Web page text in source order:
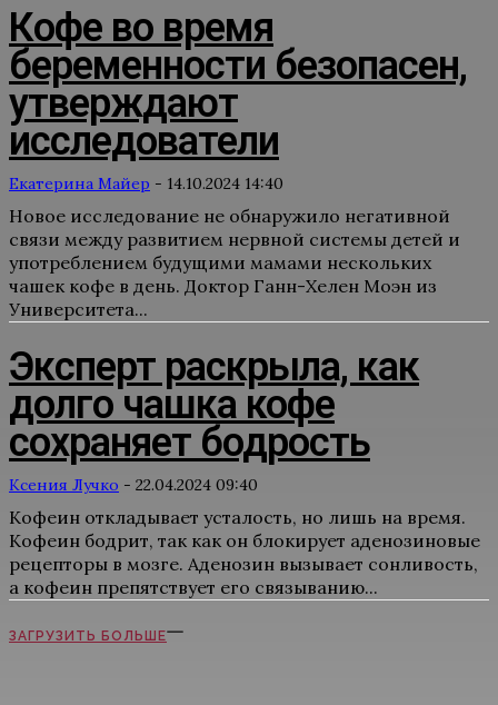
Кофе во время
беременности безопасен,
утверждают
исследователи
Екатерина Майер - 14.10.2024 14:40
Новое исследование не обнаружило негативной
связи между развитием нервной системы детей и
употреблением будущими мамами нескольких
чашек кофе в день. Доктор Ганн-Хелен Моэн из
Университета...
Эксперт раскрыла, как
долго чашка кофе
сохраняет бодрость
Ксения Лучко - 22.04.2024 09:40
Кофеин откладывает усталость, но лишь на время.
Кофеин бодрит, так как он блокирует аденозиновые
рецепторы в мозге. Аденозин вызывает сонливость,
а кофеин препятствует его связыванию...
ЗАГРУЗИТЬ БОЛЬШЕ